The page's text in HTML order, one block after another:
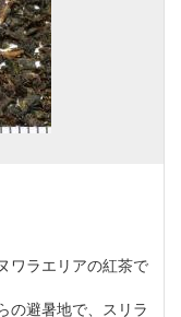
ワラエリアの紅茶で
の避暑地で、スリラ